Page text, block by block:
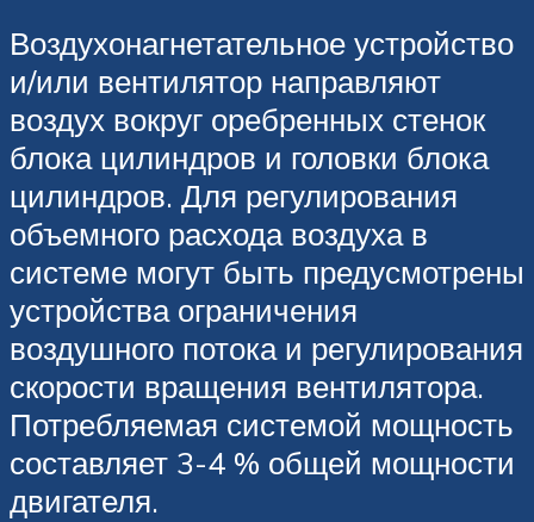
Воздухонагнетательное устройство
и/или вен­тилятор направляют
воздух вокруг оребренных стенок
блока цилиндров и головки блока
цилиндров. Для регулирования
объемного расхода воздуха в
системе могут быть преду­смотрены
устройства ограничения
воздушного потока и регулирования
скорости вращения вентилятора.
Потребляемая системой мощ­ность
составляет 3-4 % общей мощности
двигателя.